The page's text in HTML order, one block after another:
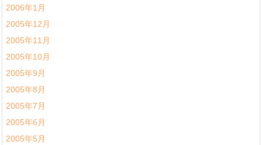
2006年1月
2005年12月
2005年11月
2005年10月
2005年9月
2005年8月
2005年7月
2005年6月
2005年5月